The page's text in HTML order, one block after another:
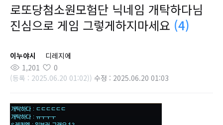
로또당첨소원모험단 닉네임 개탁하다님
진심으로 게임 그렇게하지마세요 (4)
이누야시
디레지에
1,201
0
(등록 : 2025.06.20 01:02)) 수정 : 2025.06.20 01:03